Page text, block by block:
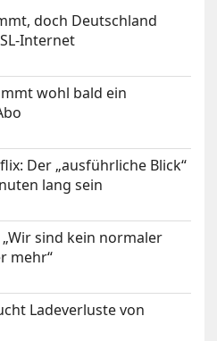
doch Deutschland
Internet
wohl bald ein
Der „ausführliche Blick“
lang sein
„Wir sind kein normaler
mehr“
Ladeverluste von